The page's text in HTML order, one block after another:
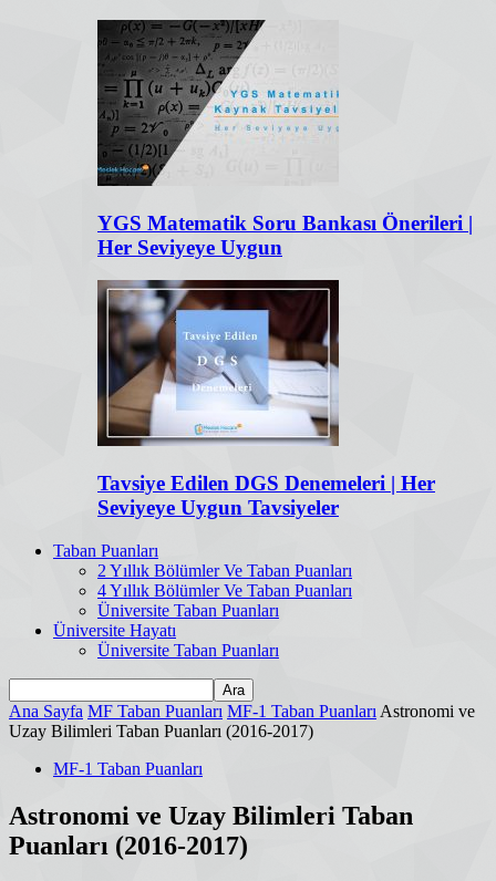
YGS Matematik Soru Bankası Önerileri |
Her Seviyeye Uygun
Tavsiye Edilen DGS Denemeleri | Her
Seviyeye Uygun Tavsiyeler
Taban Puanları
2 Yıllık Bölümler Ve Taban Puanları
4 Yıllık Bölümler Ve Taban Puanları
Üniversite Taban Puanları
Üniversite Hayatı
Üniversite Taban Puanları
Ana Sayfa MF Taban Puanları MF-1 Taban Puanları Astronomi ve
Uzay Bilimleri Taban Puanları (2016-2017)
MF-1 Taban Puanları
Astronomi ve Uzay Bilimleri Taban
Puanları (2016-2017)